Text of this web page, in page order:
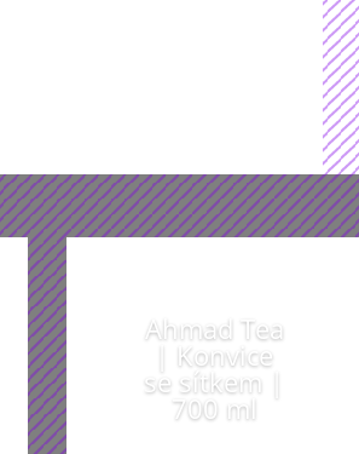
Ahmad Tea
| Konvice
se sítkem |
700 ml